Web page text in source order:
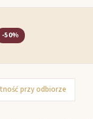
-50%
przy odbiorze